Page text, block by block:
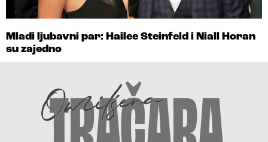
Mladi ljubavni par: Hailee Steinfeld i Niall Horan
su zajedno